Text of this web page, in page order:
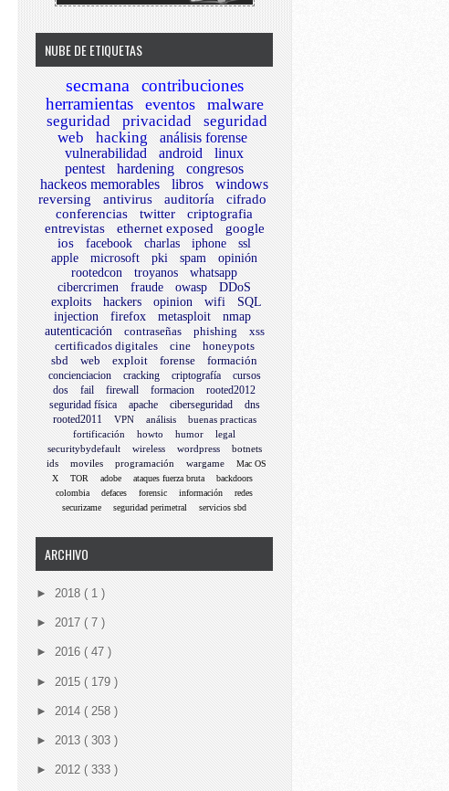
NUBE DE ETIQUETAS
secmana
contribuciones
herramientas
eventos malware
seguridad privacidad
seguridad
web
hacking
análisis forense
vulnerabilidad
android
linux
pentest
hardening
congresos
hackeos memorables
libros windows
reversing antivirus auditoría
cifrado
conferencias
twitter
criptografia
entrevistas
ethernet exposed
google
ios
facebook charlas iphone
ssl
apple
microsoft pki spam
opinión
rootedcon
troyanos
whatsapp
cibercrimen
fraude owasp
DDoS
exploits
hackers opinion wifi
SQL
injection
firefox metasploit
nmap
autenticación
contraseñas phishing
xss
certificados digitales
cine
honeypots
sbd
web exploit forense formación
concienciacion cracking criptografía
cursos
dos
fail firewall formacion
rooted2012
seguridad física
apache ciberseguridad
dns
rooted2011
VPN análisis
buenas practicas
fortificación
howto humor
legal
securitybydefault
wireless wordpress
botnets
ids
moviles programación wargame
Mac OS
X
TOR adobe ataques fuerza bruta
backdoors
colombia
defaces forensic información
redes
securizame
seguridad perimetral servicios sbd
ARCHIVO
► 2018 ( 1 )
► 2017 ( 7 )
► 2016 ( 47 )
► 2015 ( 179 )
► 2014 ( 258 )
► 2013 ( 303 )
► 2012 ( 333 )